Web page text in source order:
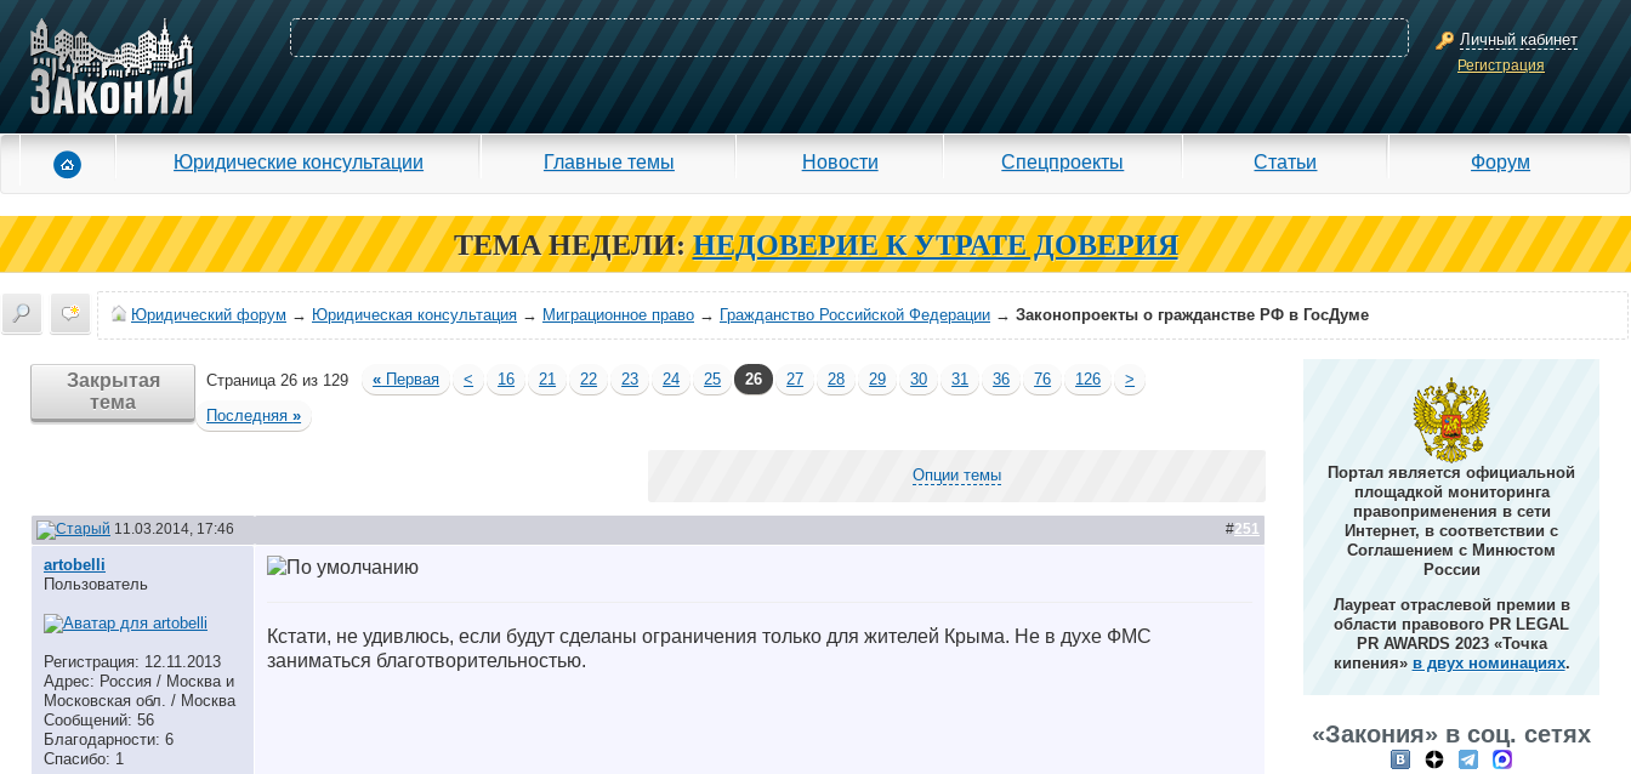
Личный кабинет
Регистрация
Юридические консультации Главные темы Новости Спецпроекты Статьи Форум
ТЕМА НЕДЕЛИ: НЕДОВЕРИЕ К УТРАТЕ ДОВЕРИЯ
Юридический форум → Юридическая консультация → Миграционное право → Гражданство Российской Федерации → Законопроекты о гражданстве РФ в ГосДуме
Закрытая
тема
Страница 26 из 129 « Первая < 16 21 22 23 24 25 26 27 28 29 30 31 36 76 126
>
Последняя»
Опции темы
11.03.2014, 17:46 #251
artobelli
Пользователь
Регистрация: 12.11.2013
Адрес: Россия / Москва и
Московская обл. / Москва
Сообщений: 56
Благодарности: 6
Спасибо: 1
Кстати, не удивлюсь, если будут сделаны ограничения только для жителей Крыма. Не в духе ФМС
заниматься благотворительностью.
Портал является официальной
площадкой мониторинга
правоприменения в сети
Интернет, в соответствии с
Соглашением с Минюстом
России
Лауреат отраслевой премии в
области правового PR LEGAL
PR AWARDS 2023 «Точка
кипения» в двух номинациях.
«Закония» в соц. сетях